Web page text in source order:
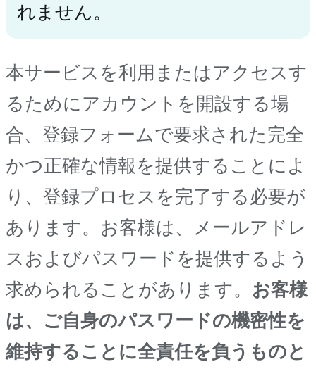
れません。
本サービスを利用またはアクセスす
るためにアカウントを開設する場
合、登録フォームで要求された完全
かつ正確な情報を提供することによ
り、登録プロセスを完了する必要が
あります。お客様は、メールアドレ
スおよびパスワードを提供するよう
求められることがあります。 お客様
は、ご自身のパスワードの機密性を
維持することに全責任を負うものと